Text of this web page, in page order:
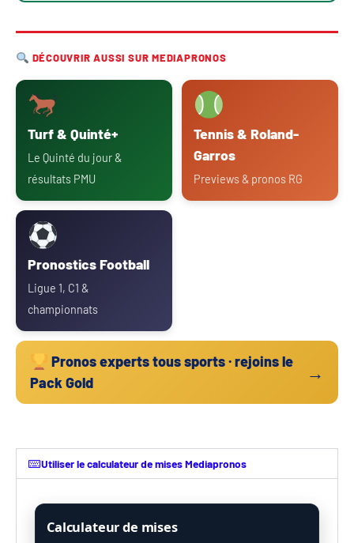
DÉCOUVRIR AUSSI SUR MEDIAPRONOS
Turf & Quinté+
Le Quinté du jour &
résultats PMU
Tennis & Roland-
Garros
Previews & pronos RG
Pronostics Football
Ligue 1, C1 &
championnats
Pronos experts tous sports · rejoins le
Pack Gold
→
Utiliser le calculateur de mises Mediapronos
Calculateur de mises